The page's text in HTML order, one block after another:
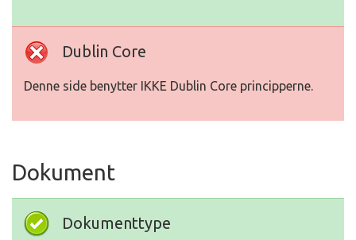
Dublin Core
Denne side benytter IKKE Dublin Core principperne.
Dokument
Dokumenttype